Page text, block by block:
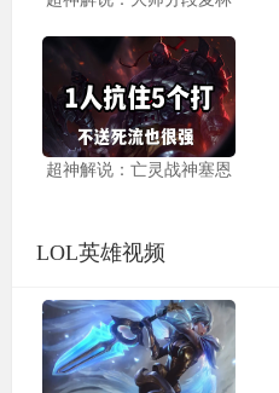
超神解说：亡灵战神塞恩
LOL英雄视频